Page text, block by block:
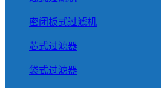
密闭板式过滤机
芯式过滤器
袋式过滤器